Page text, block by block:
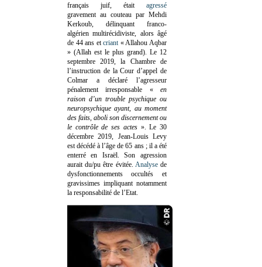
français juif, était agressé
gravement au couteau par Mehdi
Kerkoub, délinquant franco-
algérien multirécidiviste, alors âgé
de 44 ans etcriant « Allahou Aqbar
» (Allah est le plus grand). Le 12
septembre 2019, la Chambre de
l’instruction de la Cour d’appel de
Colmar a déclaré l’agresseur
pénalement irresponsable «en
raison d’un trouble psychique ou
neuropsychique ayant, au moment
des faits, aboli son discernement ou
le contrôle de ses actes». Le 30
décembre 2019, Jean-Louis Levy
est décédé à l’âge de 65 ans ; il a été
enterré en Israël. Son agression
aurait du/pu être évitée. Analysede
dysfonctionnements occultés et
gravissimes impliquant notamment
la responsabilité de l’Etat.